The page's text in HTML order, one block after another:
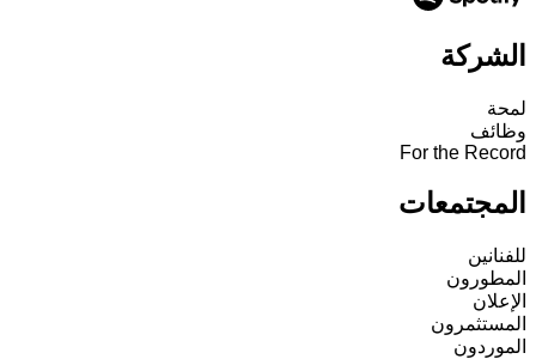
الشركة
لمحة
وظائف
For the Record
المجتمعات
للفنانين
المطورون
الإعلان
المستثمرون
الموردون